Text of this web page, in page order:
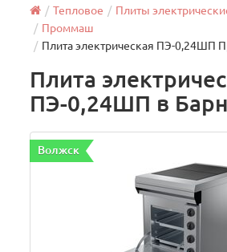
Тепловое Плиты
Проммаш
Плита электрическая ПЭ-0,24ШП
Плита
ПЭ-0,24ШП в
Волжск